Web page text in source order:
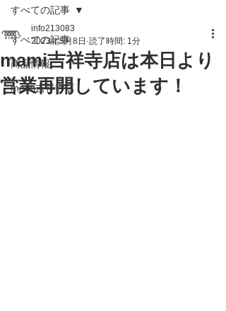
すべての記事
商品情報
mami吉祥寺店
すべての記事
mami吉祥寺店は本日より
営業再開しています！
info213083
2023年5月8日 読了時間: 1分